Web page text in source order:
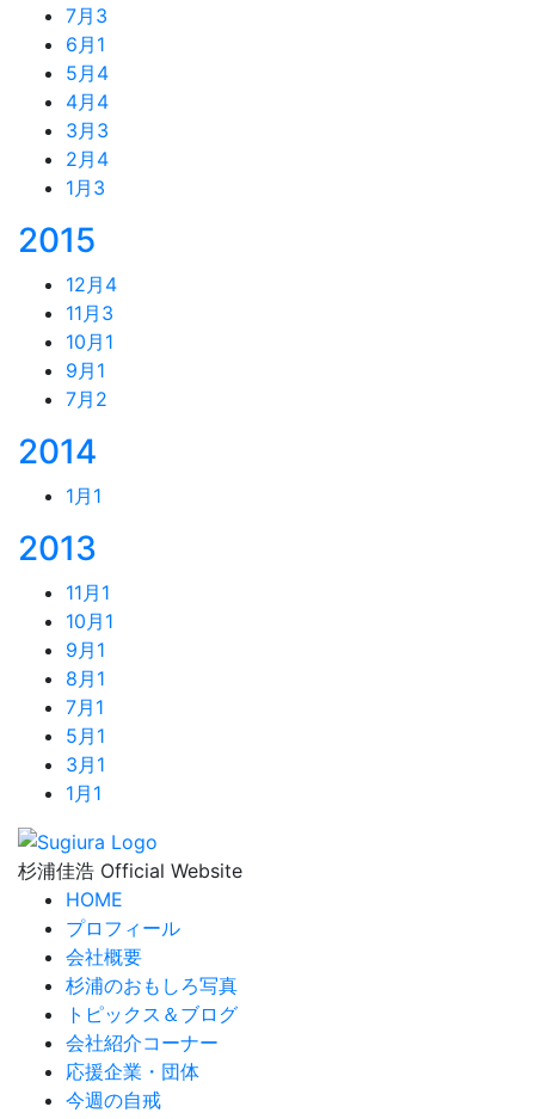
7月 3
6月 1
5月 4
4月 4
3月 3
2月 4
1月 3
2015
12月 4
11月 3
10月 1
9月 1
7月 2
2014
1月 1
2013
11月 1
10月 1
9月 1
8月 1
7月 1
5月 1
3月 1
1月 1
杉浦佳浩 Official Website
HOME
プロフィール
会社概要
杉浦のおもしろ写真
トピックス＆ブログ
会社紹介コーナー
応援企業・団体
今週の自戒